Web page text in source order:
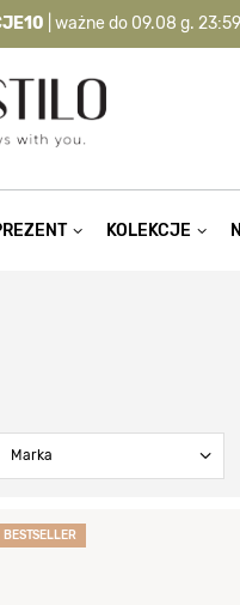
| ważne do 09.08 g. 23:59
produktów z flagą OKAZJA >
KOLEKCJE
Marka
BESTSELLER